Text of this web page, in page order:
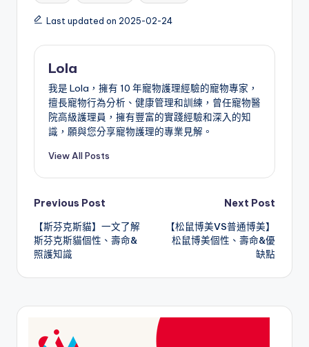
Last updated on 2025-02-24
Lola
我是 Lola，擁有 10 年寵物護理經驗的寵物專家，
擅長寵物行為分析、健康管理和訓練，曾任寵物醫
院高級護理員，擁有豐富的實踐經驗和深入的知
識，願與您分享寵物護理的專業見解。
View All Posts
Post
navigation
Previous Post
【斯芬克斯貓】一文了解
斯芬克斯貓個性、壽命&
照護知識
Next Post
【松鼠博美VS普通博美】
松鼠博美個性、壽命&優
缺點